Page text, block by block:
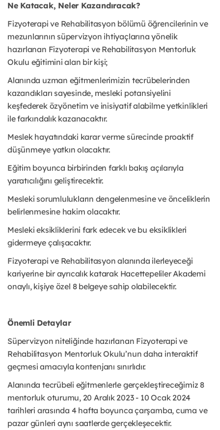
Ne Katacak, Neler Kazandıracak?
Fizyoterapi ve Rehabilitasyon bölümü öğrencilerinin ve
mezunlarının süpervizyon ihtiyaçlarına yönelik
hazırlanan Fizyoterapi ve Rehabilitasyon Mentorluk
Okulu eğitimini alan bir kişi;
Alanında uzman eğitmenlerimizin tecrübelerinden
kazandıkları sayesinde, mesleki potansiyelini
keşfederek özyönetim ve inisiyatif alabilme yetkinlikleri
ile farkındalık kazanacaktır.
Meslek hayatındaki karar verme sürecinde proaktif
düşünmeye yatkın olacaktır.
Eğitim boyunca birbirinden farklı bakış açılarıyla
yaratıcılığını geliştirecektir.
Mesleki sorumlulukların dengelenmesine ve önceliklerin
belirlenmesine hakim olacaktır.
Mesleki eksikliklerini fark edecek ve bu eksiklikleri
gidermeye çalışacaktır.
Fizyoterapi ve Rehabilitasyon alanında ilerleyeceği
kariyerine bir ayrıcalık katarak Hacettepeliler Akademi
onaylı, kişiye özel 8 belgeye sahip olabilecektir.
Önemli Detaylar
Süpervizyon niteliğinde hazırlanan Fizyoterapi ve
Rehabilitasyon Mentorluk Okulu’nun daha interaktif
geçmesi amacıyla kontenjanı sınırlıdır.
Alanında tecrübeli eğitmenlerle gerçekleştireceğimiz 8
mentorluk oturumu, 20 Aralık 2023 - 10 Ocak 2024
tarihleri arasında 4 hafta boyunca çarşamba, cuma ve
pazar günleri aynı saatlerde gerçekleşecektir.